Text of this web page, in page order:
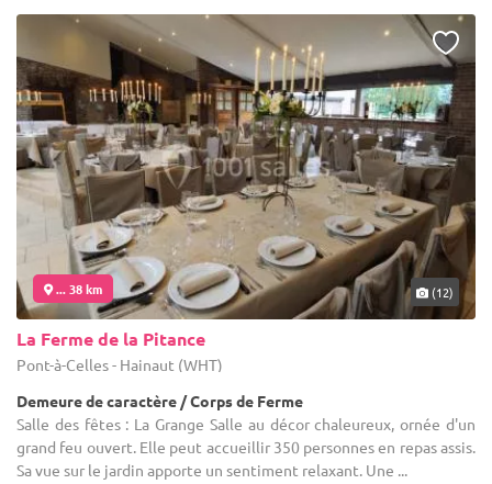
... 38 km (12)
La Ferme de la Pitance
Pont-à-Celles - Hainaut (WHT)
Demeure de caractère / Corps de Ferme
Salle des fêtes : La Grange Salle au décor chaleureux, ornée d'un
grand feu ouvert. Elle peut accueillir 350 personnes en repas assis.
Sa vue sur le jardin apporte un sentiment relaxant. Une ...